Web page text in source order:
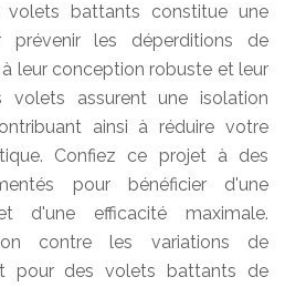
battants constitue une
prévenir les déperditions de
à leur conception robuste et leur
volets assurent une isolation
ainsi à réduire votre
Confiez ce projet à des
pour bénéficier d'une
d'une efficacité maximale.
contre les variations de
pour des volets battants de